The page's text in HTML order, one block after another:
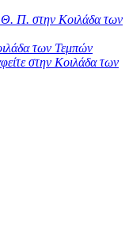
Θ. Π. στην Κοιλάδα των
των Τεμπών
στην Κοιλάδα των